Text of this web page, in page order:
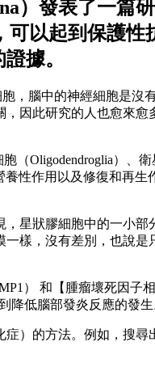
）發表了一篇
可以起到保護
據。
，腦中的神經細胞是沒
因此研究的人也愈來愈
Oligodendroglia）、衛
性作用以及修復和再
星狀膠細胞中的一小部
樣，沒有差別，也說
） 和【腫瘤壞死因子
降低腦部發炎反應的發生
）的方法。例如，搜尋